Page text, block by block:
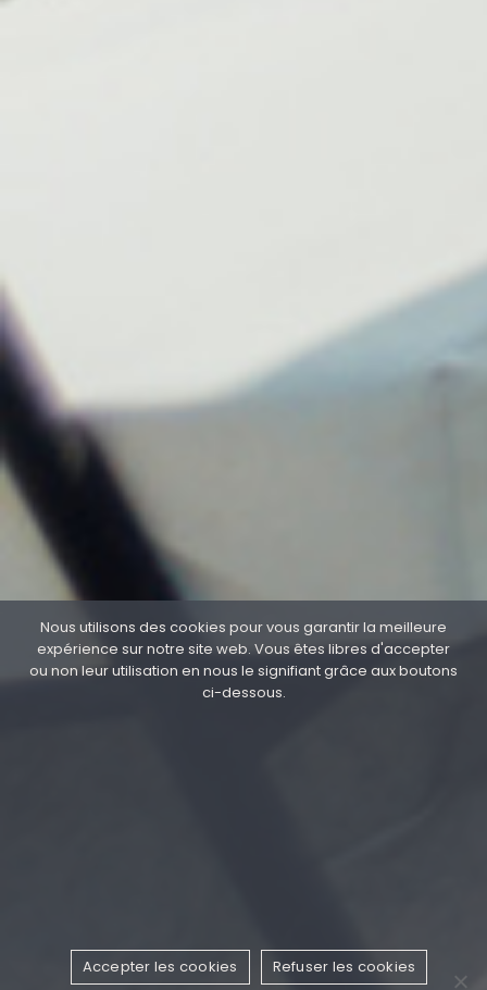
Nous utilisons des cookies pour vous garantir la meilleure
expérience sur notre site web. Vous êtes libres d'accepter
ou non leur utilisation en nous le signifiant grâce aux boutons
ci-dessous.
Accepter les cookies Refuser les cookies